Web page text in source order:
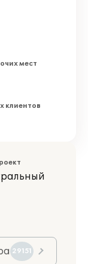
мест
клиентов
29151